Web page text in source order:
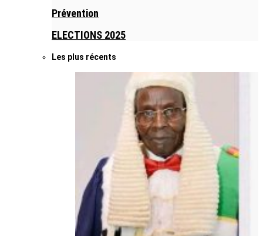
Prévention
ELECTIONS 2025
Les plus récents